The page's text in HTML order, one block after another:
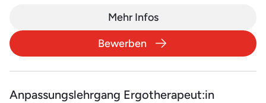
Mehr Infos
Bewerben
Anpassungslehrgang Ergotherapeut:in